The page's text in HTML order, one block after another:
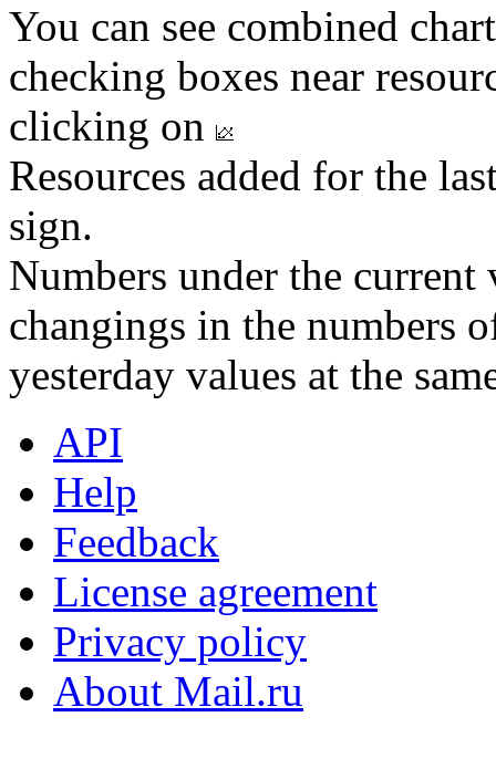
You can see combined
checking boxes near
clicking on
Resources added for the
sign.
Numbers under the
changings in the numbers
yesterday values at the
API
Help
Feedback
License agreement
Privacy policy
About Mail.ru